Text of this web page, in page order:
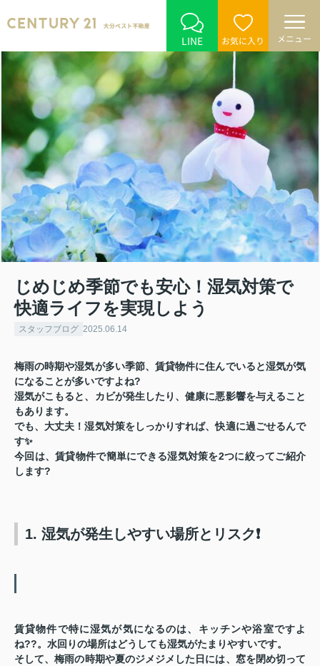
LINE お気に入り メニュー
じめじめ季節でも安心！湿気対策で
快適ライフを実現しよう
スタッフブログ 2025.06.14
梅雨の時期や湿気が多い季節、賃貸物件に住んでいると湿気が気
になることが多いですよね?
湿気がこもると、カビが発生したり、健康に悪影響を与えること
もあります。
でも、大丈夫！湿気対策をしっかりすれば、快適に過ごせるんで
す✨
今回は、賃貸物件で簡単にできる湿気対策を2つに絞ってご紹介
します?
1. 湿気が発生しやすい場所とリスク❗
賃貸物件で特に湿気が気になるのは、 キッチンや浴室ですよ
ね??。水回りの場所はどうしても湿気がたまりやすいです。
そして、梅雨の時期や夏のジメジメした日 には、窓を閉め切って